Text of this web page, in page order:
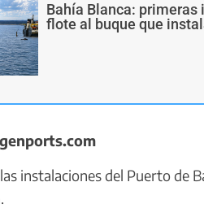
Bahía Blanca: primeras
flote al buque que
instalaciones del Puerto de